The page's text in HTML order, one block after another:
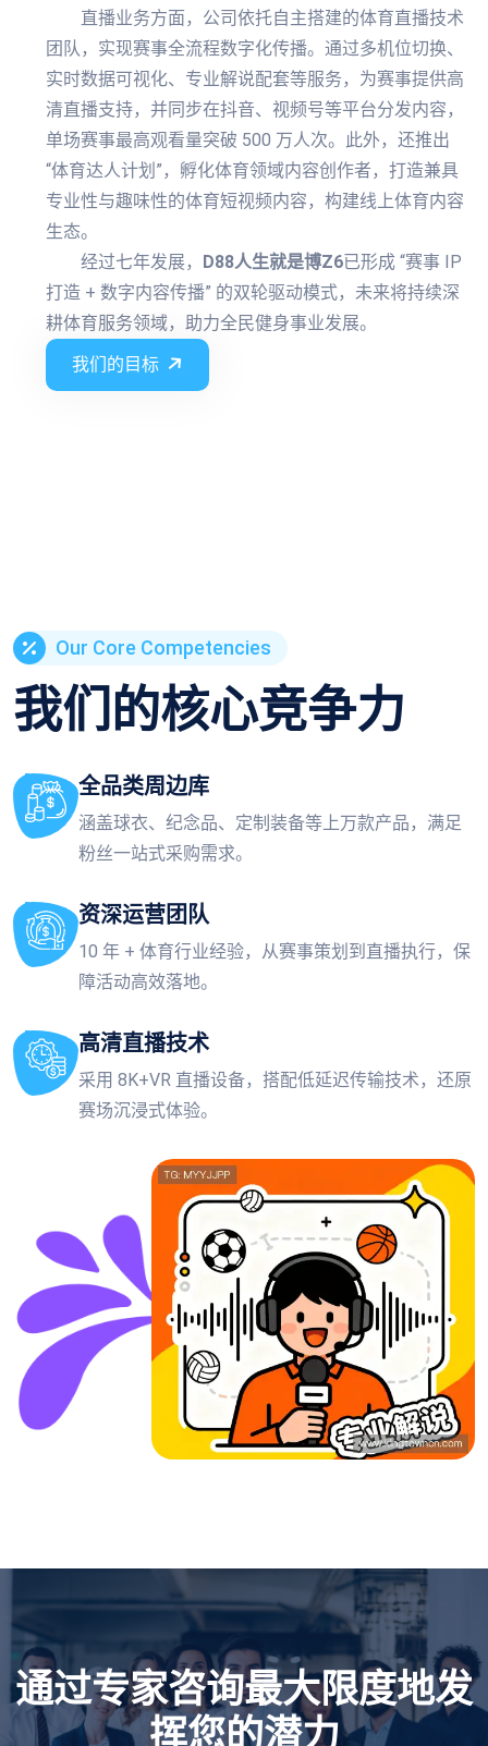
直播业务方面，公司依托自主搭建的体育直播技术
团队，实现赛事全流程数字化传播。通过多机位切换、
实时数据可视化、专业解说配套等服务，为赛事提供高
清直播支持，并同步在抖音、视频号等平台分发内容，
单场赛事最高观看量突破 500 万人次。此外，还推出
“体育达人计划”，孵化体育领域内容创作者，打造兼具
专业性与趣味性的体育短视频内容，构建线上体育内容
生态。
经过七年发展，
D88人生就是博Z6已形成 “赛事 IP
打造 + 数字内容传播” 的双轮驱动模式，未来将持续深
耕体育服务领域，助力全民健身事业发展。
我们的目标
Our Core Competencies
我们的核心竞争力
全品类周边库
涵盖球衣、纪念品、定制装备等上万款产品，满足
粉丝一站式采购需求。
资深运营团队
10 年 + 体育行业经验，从赛事策划到直播执行，保
障活动高效落地。
高清直播技术
采用 8K+VR 直播设备，搭配低延迟传输技术，还原
赛场沉浸式体验。
通过专家咨询最大限度地发
挥您的潜力